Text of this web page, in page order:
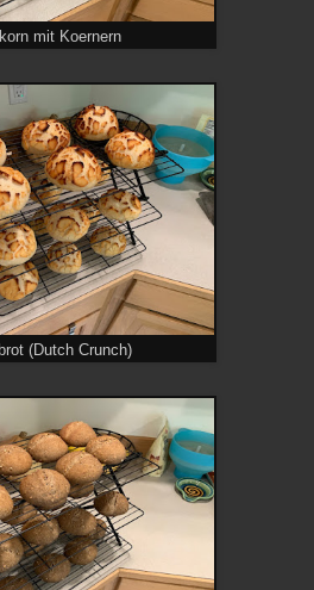
mit Koernern
(Dutch Crunch)